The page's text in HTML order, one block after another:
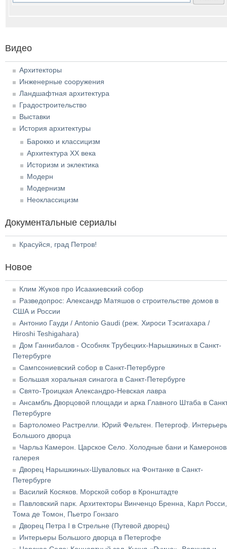
Видео
Архитекторы
Инженерные сооружения
Ландшафтная архитектура
Градостроительство
Выставки
История архитектуры
Барокко и классицизм
Архитектура XX века
Историзм и эклектика
Модерн
Модернизм
Неоклассицизм
Документальные сериалы
Красуйся, град Петров!
Новое
Клим Жуков про Исаакиевский собор
Разведопрос: Александр Матяшов о строительстве домов в
США и России
Антонио Гауди / Antonio Gaudi (реж. Хироси Тэсигахара /
Hiroshi Teshigahara)
Дом Ганнибалов - Особняк Трубецких-Нарышкиных в Санкт-
Петербурге
Сампсониевский собор в Санкт-Петербурге
Большая хоральная синагога в Санкт-Петербурге
Свято-Троицкая Александро-Невская лавра
Ансамбль Дворцовой площади и арка Главного Штаба в
Петербурге
Бартоломео Растрелли. Юрий Фельтен. Петергоф.
Большого дворца
Чарльз Камерон. Царское Село. Холодные бани и
галерея
Дворец Нарышкиных-Шуваловых на Фонтанке в Санкт-
Петербурге
Василий Косяков. Морской собор в Кронштадте
Павловский парк. Архитекторы Винченцо Бренна, Карл Росси,
Тома де Томон, Пьетро Гонзаго
Дворец Петра I в Стрельне (Путевой дворец)
Интерьеры Большого дворца в Петергофе